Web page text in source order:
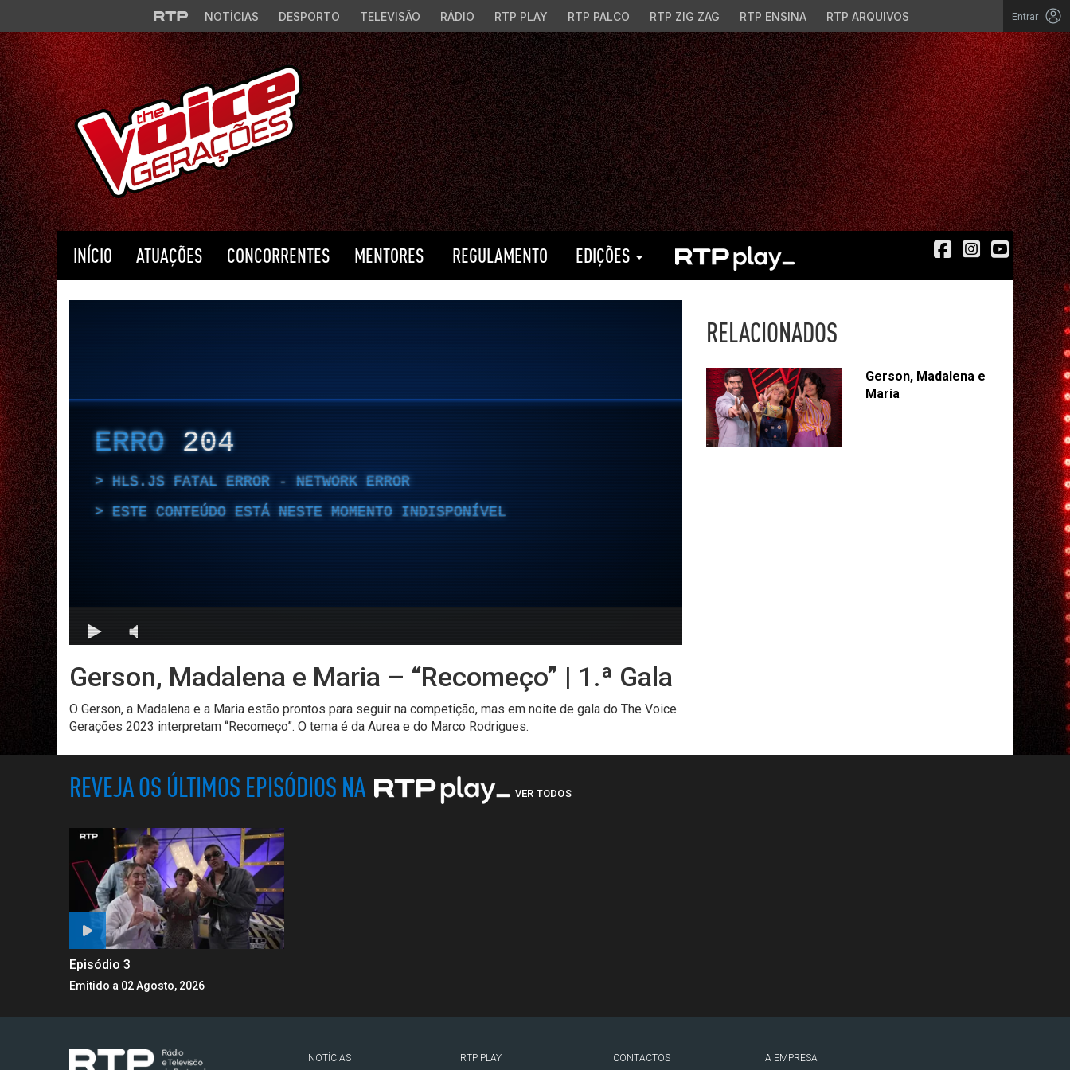
Saltar para o conteúdo principal
NOTÍCIAS DESPORTO TELEVISÃO RÁDIO RTP PLAY RTP PALCO RTP ZIG ZAG RTP ENSINA RTP ARQUIVOS Entrar
INÍCIO ATUAÇÕES CONCORRENTES MENTORES REGULAMENTO EDIÇÕES
Gerson, Madalena e Maria – “Recomeço” | 1.ª Gala
O Gerson, a Madalena e a Maria estão prontos para seguir na competição, mas em noite de gala do The Voice
Gerações 2023 interpretam “Recomeço”. O tema é da Aurea e do Marco Rodrigues.
RELACIONADOS
Gerson, Madalena e
Maria
REVEJA OS ÚLTIMOS EPISÓDIOS NA VER TODOS
Episódio 3
Emitido a 02 Agosto, 2026
NOTÍCIAS
RTP PLAY
CONTACTOS
A EMPRESA